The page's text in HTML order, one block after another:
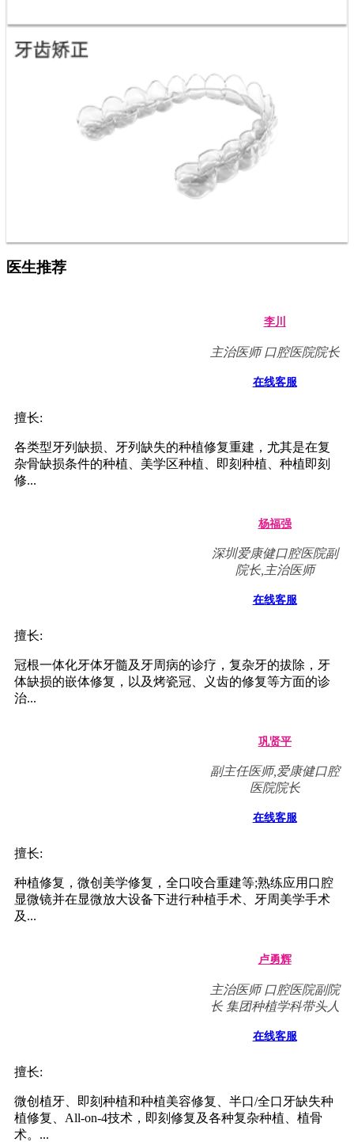
医生推荐
李川
主治医师 口腔医院院长
在线客服
擅长:
各类型牙列缺损、牙列缺失的种植修复重建，尤其是在复
杂骨缺损条件的种植、美学区种植、即刻种植、种植即刻
修...
杨福强
深圳爱康健口腔医院副
院长,主治医师
在线客服
擅长:
冠根一体化牙体牙髓及牙周病的诊疗，复杂牙的拔除，牙
体缺损的嵌体修复，以及烤瓷冠、义齿的修复等方面的诊
治...
巩贤平
副主任医师,爱康健口腔
医院院长
在线客服
擅长:
种植修复，微创美学修复，全口咬合重建等;熟练应用口腔
显微镜并在显微放大设备下进行种植手术、牙周美学手术
及...
卢勇辉
主治医师 口腔医院副院
长 集团种植学科带头人
在线客服
擅长:
微创植牙、即刻种植和种植美容修复、半口/全口牙缺失种
植修复、All-on-4技术，即刻修复及各种复杂种植、植骨
术。...